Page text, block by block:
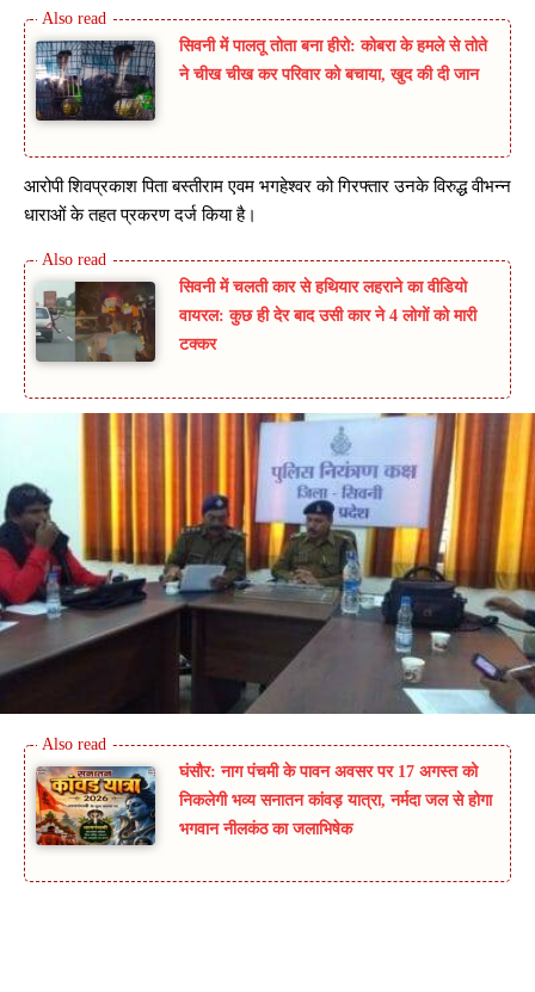
सिवनी में पालतू तोता बना हीरो: कोबरा के हमले से तोते
ने चीख चीख कर परिवार को बचाया, खुद की दी जान
आरोपी शिवप्रकाश पिता बस्तीराम एवम भगहेश्वर को गिरफ्तार उनके विरुद्ध वीभन्न
धाराओं के तहत प्रकरण दर्ज किया है।
सिवनी में चलती कार से हथियार लहराने का वीडियो
वायरल: कुछ ही देर बाद उसी कार ने 4 लोगों को मारी
टक्कर
घंसौर: नाग पंचमी के पावन अवसर पर 17 अगस्त को
निकलेगी भव्य सनातन कांवड़ यात्रा, नर्मदा जल से होगा
भगवान नीलकंठ का जलाभिषेक